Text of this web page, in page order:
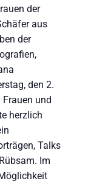
der
aus
der
den 2.
und
herzlich
Talks
Im